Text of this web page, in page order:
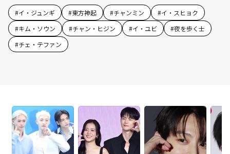
#イ・ジュンギ #東方神起 #チャンミン #イ・スヒョク
#キム・ソウン #チャン・ヒジン #イ・ユビ #夜を歩く士
#チェ・テファン